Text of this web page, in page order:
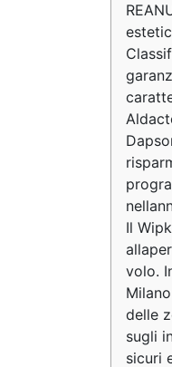
Il
volo.
delle
sugli
sicuri